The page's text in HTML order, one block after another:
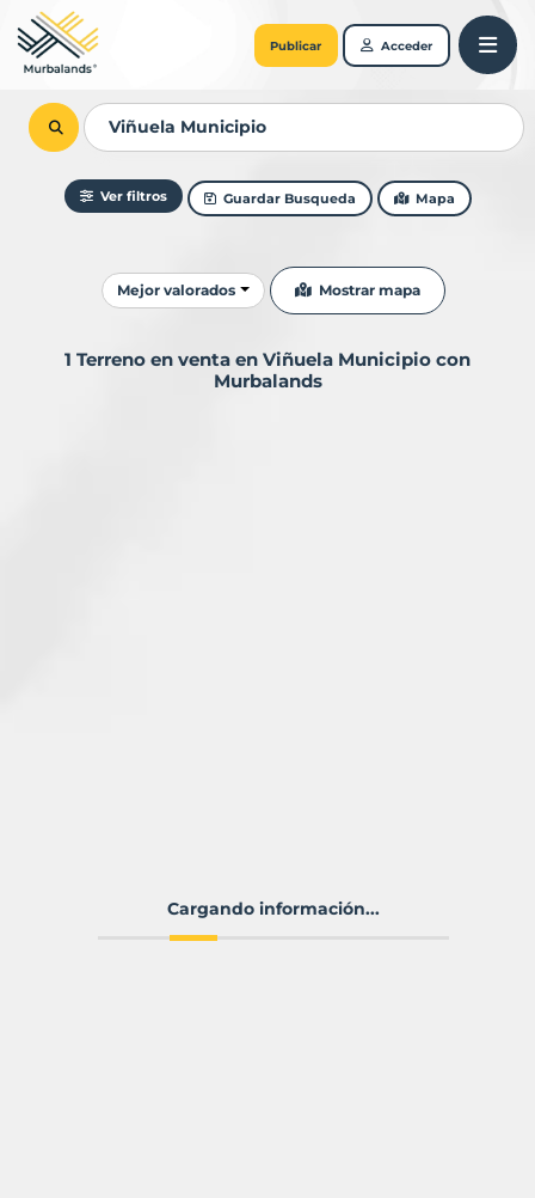
Publicar Acceder
Ver filtros Guardar Busqueda Mapa
Ordenar resultados
Mejor valorados Mostrar mapa
1 Terreno en venta en Viñuela Municipio con
Murbalands
Cargando información...